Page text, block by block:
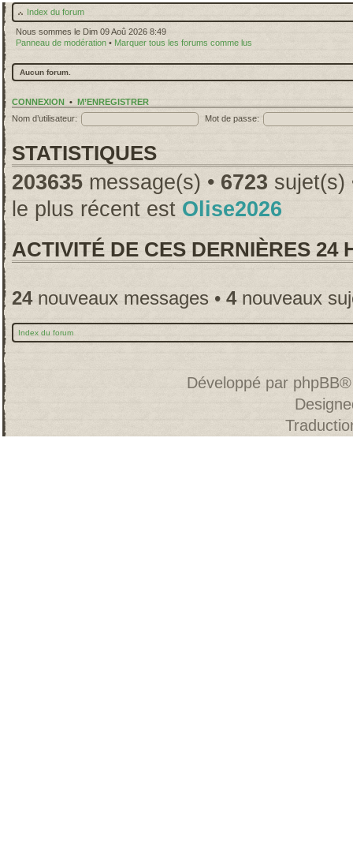
Index du forum
Nous sommes le Dim 09 Aoû 2026 8:49
Panneau de modération • Marquer tous les forums comme lus
Aucun forum.
CONNEXION • M’ENREGISTRER
Nom d’utilisateur:
Mot de passe:
STATISTIQUES
203635 message(s) • 6723 sujet(s)
le plus récent est Olise2026
ACTIVITÉ DE CES DERNIÈRES 24
24nouveaux messages • 4nouveaux
Index du forum
Développé par phpBB®